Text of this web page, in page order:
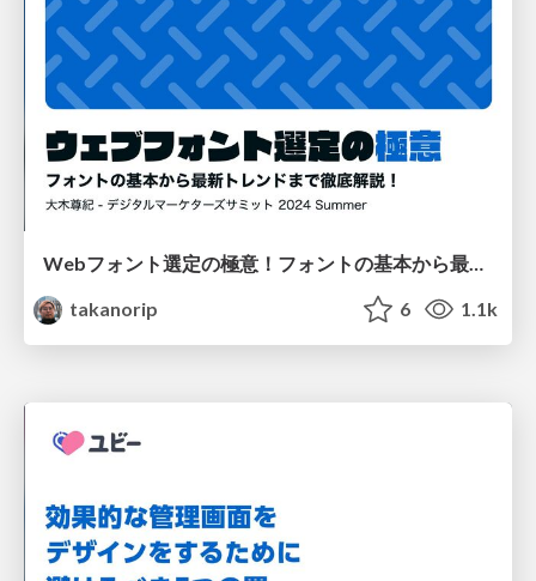
Webフォント選定の極意！フォントの基本から最新トレンドまで徹底解説
takanorip
6 1.1k